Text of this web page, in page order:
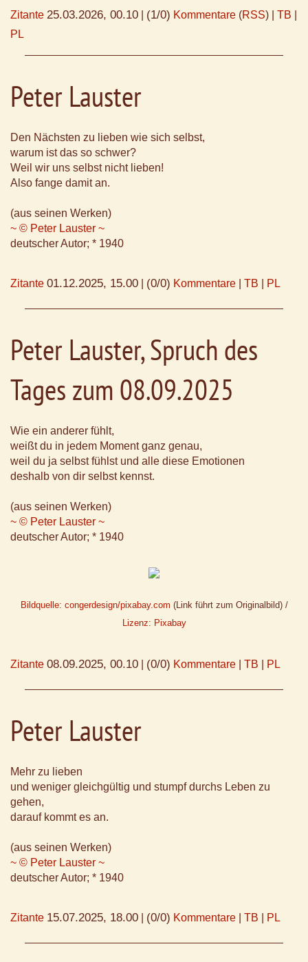
Zitante 25.03.2026, 00.10 (1/0) Kommentare (RSS) | TB
PL
Peter Lauster
Den Nächsten zu lieben wie sich selbst,
warum ist das so schwer?
Weil wir uns selbst nicht lieben!
Also fange damit an.
(aus seinen Werken)
~ © Peter Lauster ~
deutscher Autor; * 1940
Zitante 01.12.2025, 15.00 (0/0) Kommentare TB PL
Peter Lauster, Spruch des
Tages zum 08.09.2025
Wie ein anderer fühlt,
weißt du in jedem Moment ganz genau,
weil du ja selbst fühlst und alle diese Emotionen
deshalb von dir selbst kennst.
(aus seinen Werken)
~ © Peter Lauster ~
deutscher Autor; * 1940
Bildquelle: congerdesign/pixabay.com (Link führt zum Originalbild) /
Lizenz: Pixabay
Zitante 08.09.2025, 00.10 (0/0) Kommentare TB PL
Peter Lauster
Mehr zu lieben
und weniger gleichgültig und stumpf durchs Leben zu
gehen,
darauf kommt es an.
(aus seinen Werken)
~ © Peter Lauster ~
deutscher Autor; * 1940
Zitante 15.07.2025, 18.00 (0/0) Kommentare TB PL